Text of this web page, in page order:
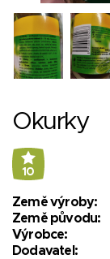
Okurky
10
Země výroby:
Země původu:
Výrobce:
Dodavatel: